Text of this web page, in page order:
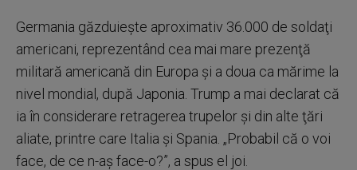
Germania găzduieşte aproximativ 36.000 de soldaţi
americani, reprezentând cea mai mare prezenţă
militară americană din Europa şi a doua ca mărime la
nivel mondial, după Japonia. Trump a mai declarat că
ia în considerare retragerea trupelor şi din alte ţări
aliate, printre care Italia şi Spania. „Probabil că o voi
face, de ce n-aş face-o?”, a spus el joi.